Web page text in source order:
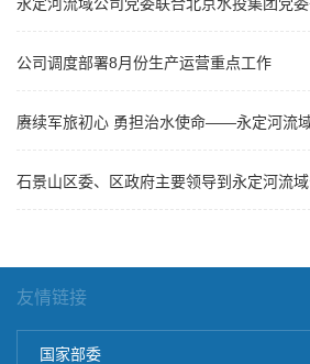
公司调度部署8月份生产运营重点工作
赓续军旅初心 勇担治水使命——永定河流
石景山区委、区政府主要领导到永定河流
友情链接
国家部委